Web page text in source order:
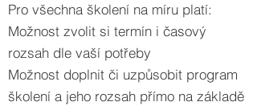
Pro všechna školení na míru platí:
Možnost zvolit si termín i časový
rozsah dle vaší potřeby
Možnost doplnit či uzpůsobit program
školení a jeho rozsah přímo na základě